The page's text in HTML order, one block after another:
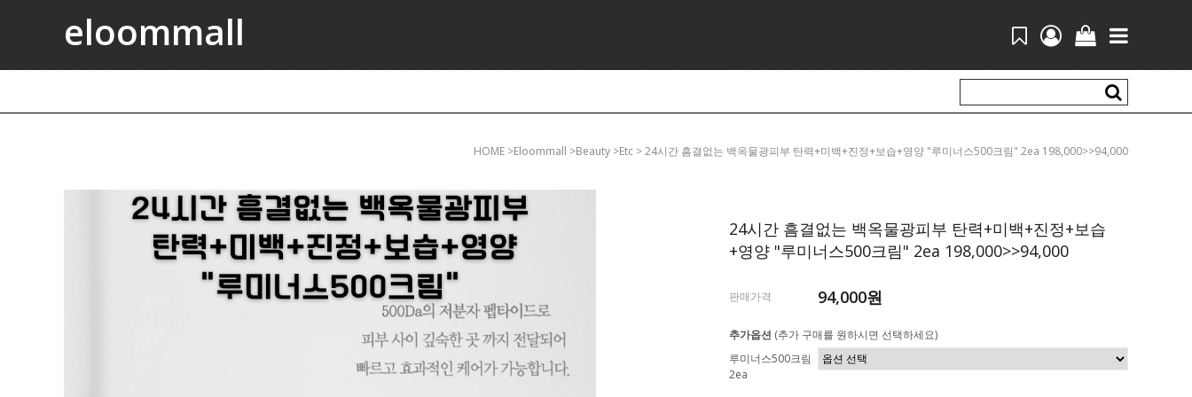
eloommall
HOME >eloommall >beauty >etc > 24시간 흠결없는 백옥물광피부 탄력+미백+진정+보습+영양 "루미너스500크림" 2ea 198,000>>94,000
24시간 흠결없는 백옥물광피부 탄력+미백+진정+보습
+영양 "루미너스500크림" 2ea 198,000>>94,000
판매가격 94,000원
추가옵션 (추가 구매를 원하시면 선택하세요)
루미너스500크림
2ea